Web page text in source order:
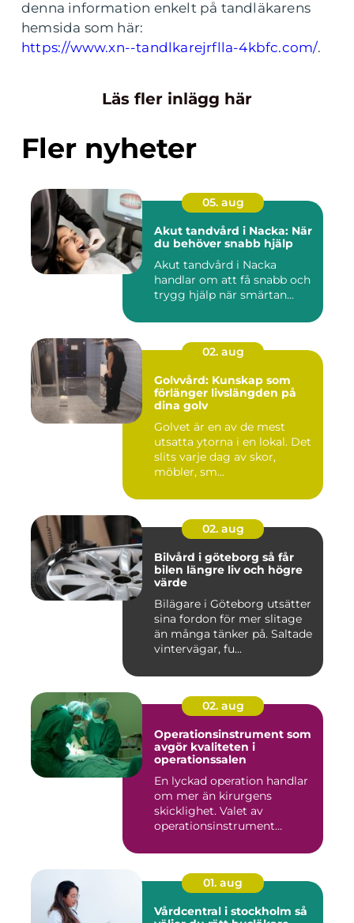
denna information enkelt på tandläkarens
hemsida som här:
https://www.xn--tandlkarejrflla-4kbfc.com/.
Läs fler inlägg här
Fler nyheter
05. aug
Akut tandvård i Nacka: När
du behöver snabb hjälp
Akut tandvård i Nacka
handlar om att få snabb och
trygg hjälp när smärtan...
02. aug
Golvvård: Kunskap som
förlänger livslängden på
dina golv
Golvet är en av de mest
utsatta ytorna i en lokal. Det
slits varje dag av skor,
möbler, sm...
02. aug
Bilvård i göteborg så får
bilen längre liv och högre
värde
Bilägare i Göteborg utsätter
sina fordon för mer slitage
än många tänker på. Saltade
vintervägar, fu...
02. aug
Operationsinstrument som
avgör kvaliteten i
operationssalen
En lyckad operation handlar
om mer än kirurgens
skicklighet. Valet av
operationsinstrument
01. aug
Vårdcentral i stockholm så